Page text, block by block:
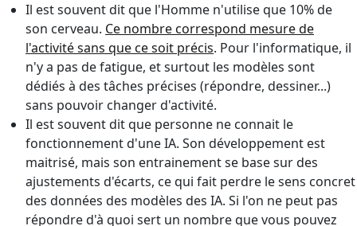
Il est souvent dit que l'Homme n'utilise que 10% de
son cerveau. Ce nombre correspond mesure de
l'activité sans que ce soit précis. Pour l'informatique, il
n'y a pas de fatigue, et surtout les modèles sont
dédiés à des tâches précises (répondre, dessiner...)
sans pouvoir changer d'activité.
Il est souvent dit que personne ne connait le
fonctionnement d'une IA. Son développement est
maitrisé, mais son entrainement se base sur des
ajustements d'écarts, ce qui fait perdre le sens concret
des données des modèles des IA. Si l'on ne peut pas
répondre d'à quoi sert un nombre que vous pouvez